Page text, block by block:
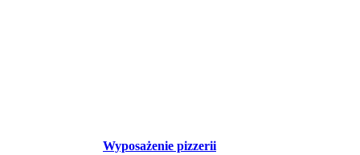
Wyposażenie pizzerii